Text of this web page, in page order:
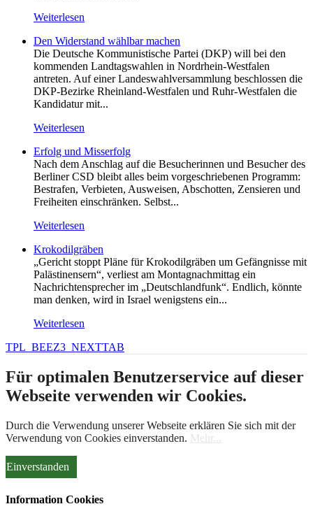
Weiterlesen
Den Widerstand wählbar machen
Die Deutsche Kommunistische Partei (DKP) will bei den
kommenden Landtagswahlen in Nordrhein-Westfalen
antreten. Auf einer Landeswahlversammlung beschlossen die
DKP-Bezirke Rheinland-Westfalen und Ruhr-Westfalen die
Kandidatur mit...
Weiterlesen
Erfolg und Misserfolg
Nach dem Anschlag auf die Besucherinnen und Besucher des
Berliner CSD bleibt alles beim vorgeschriebenen Programm:
Bestrafen, Verbieten, Ausweisen, Abschotten, Zensieren und
Freiheiten einschränken. Selbst...
Weiterlesen
Krokodilgräben
„Gericht stoppt Pläne für Krokodilgräben um Gefängnisse mit
Palästinensern“, verliest am Montagnachmittag ein
Nachrichtensprecher im „Deutschlandfunk“. Endlich, könnte
man denken, wird in Israel wenigstens ein...
Weiterlesen
TPL_BEEZ3_NEXTTAB
Für optimalen Benutzerservice auf dieser
Webseite verwenden wir Cookies.
Durch die Verwendung unserer Webseite erklären Sie sich mit der
Verwendung von Cookies einverstanden. Mehr...
Einverstanden
Information Cookies